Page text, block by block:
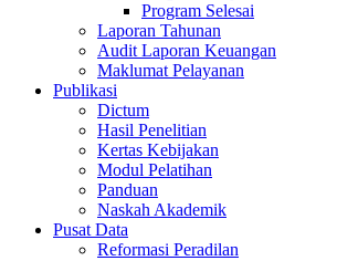
Program Selesai
Laporan Tahunan
Audit Laporan Keuangan
Maklumat Pelayanan
Publikasi
Dictum
Hasil Penelitian
Kertas Kebijakan
Modul Pelatihan
Panduan
Naskah Akademik
Pusat Data
Reformasi Peradilan